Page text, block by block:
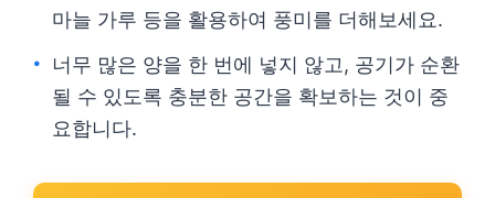
마늘 가루 등을 활용하여 풍미를 더해보세요.
너무 많은 양을 한 번에 넣지 않고, 공기가 순환
될 수 있도록 충분한 공간을 확보하는 것이 중
요합니다.